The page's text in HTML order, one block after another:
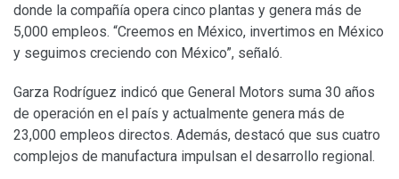
donde la compañía opera cinco plantas y genera más de
5,000 empleos. “Creemos en México, invertimos en México
y seguimos creciendo con México”, señaló.
Garza Rodríguez indicó que General Motors suma 30 años
de operación en el país y actualmente genera más de
23,000 empleos directos. Además, destacó que sus cuatro
complejos de manufactura impulsan el desarrollo regional.